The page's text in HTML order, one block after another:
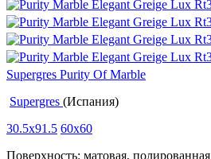
Supergres Purity Of Marble
Supergres (Испания)
30.5x91.5 60x60
Поверхность: матовая, полированная